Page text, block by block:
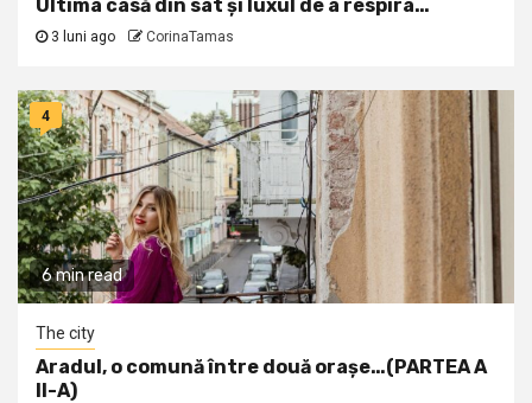
Ultima casă din sat și luxul de a respira…
3 luni ago CorinaTamas
6 min read
4
The city
Aradul, o comună între două orașe…(PARTEA A
II-A)